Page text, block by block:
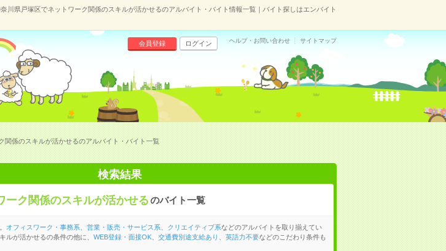
川県戸塚区でネットワーク関係のスキルが活かせるのアルバイト・バイト情報一覧｜バイト探しはエンバイト
会員登録 ログイン ヘルプ・お問い合わせ サイトマップ
関係のスキルが活かせるのアルバイト・バイト一覧
検索結果
ーク関係のスキルが活かせるのバイト一覧
オフィスワーク・事務系 営業・販売・サービス系 クリエイティブ系などのアルバイトを取り揃えてい
ルが活かせるの条件の他に、 WEB登録・面接OK、 交通費別途支給あり 英語力不要などのこだわり条件も